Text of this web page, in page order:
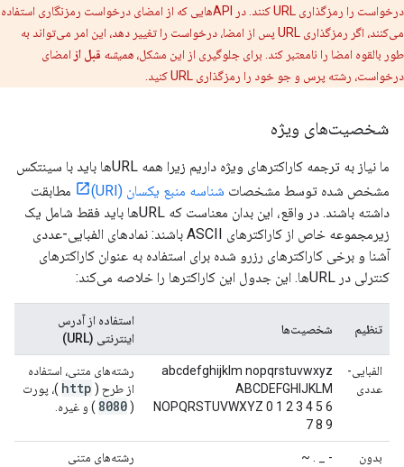
درخواست را رمزگذاری URL کنند. در APIهایی که از امضای درخواست رمزنگاری استفاده
می‌کنند، اگر رمزگذاری URL پس از امضا، درخواست را تغییر دهد، این امر می‌تواند به
طور بالقوه امضا را نامعتبر کند. برای جلوگیری از این مشکل، همیشه قبل از امضای
درخواست، رشته پرس و جو خود را رمزگذاری URL کنید.
شخصیت‌های ویژه
ما نیاز به ترجمه کاراکترهای ویژه داریم زیرا همه URLها باید با سینتکس
مشخص شده توسط مشخصات شناسه منبع یکسان (URI)
مطابقت
داشته باشند. در واقع، این بدان معناست که URLها باید فقط شامل یک
زیرمجموعه خاص از کاراکترهای ASCII باشند: نمادهای الفبایی-عددی
آشنا و برخی کاراکترهای رزرو شده برای استفاده به عنوان کاراکترهای
کنترلی در URLها. این جدول این کاراکترها را خلاصه می‌کند:
تنظیم شخصیت‌ها
استفاده از آدرس
اینترنتی (URL)
الفبایی-
عددی
abcdefghijklm nopqrstuvwxyz
ABCDEFGHIJKLM
NOPQRSTUVWXYZ 0 1 2 3 4 5 6
7 8 9
رشته‌های متنی، استفاده
از طرح ( http )، پورت
(
8080 ) و غیره.
بدون
- _ . ~ رشته‌های متنی